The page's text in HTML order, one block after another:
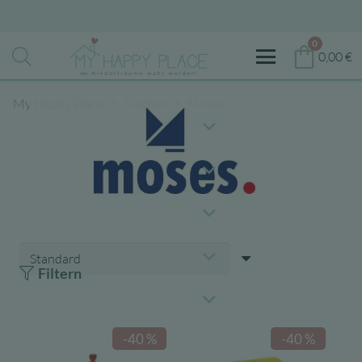
0
0,00€
My Happy Place Marken
Filtern
-40 % -40 %